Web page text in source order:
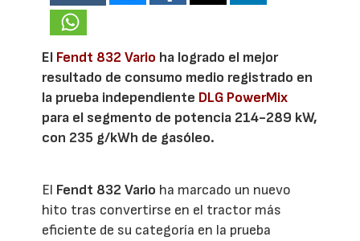
El Fendt 832 Vario ha logrado el mejor
resultado de consumo medio registrado en
la prueba independiente DLG PowerMix
para el segmento de potencia 214-289 kW,
con 235 g/kWh de gasóleo.
El Fendt 832 Vario ha marcado un nuevo
hito tras convertirse en el tractor más
eficiente de su categoría en la prueba